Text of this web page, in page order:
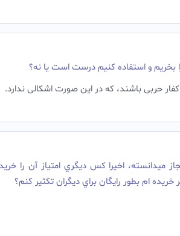
بخریم و استفاده کنیم درست است یا نه؟
حربی باشند، که در این صورت اشکالی ندارد.
اخيرا کس ديگري امتياز آن را
ام بطور رايگان براي ديگران تکثير کنم؟